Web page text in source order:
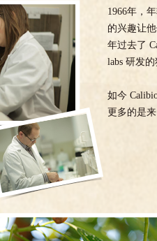
1966年，
的兴趣让
年过去了
labs 研发
如今
更多的是